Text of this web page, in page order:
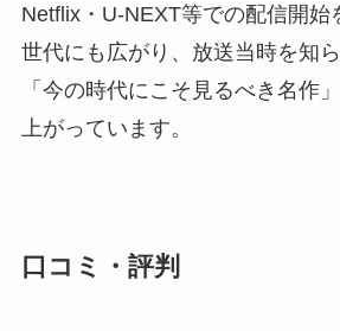
Netflix・U-NEXT等での配信開始
世代にも広がり、放送当時を知
「今の時代にこそ見るべき名作
上がっています。
口コミ・評判